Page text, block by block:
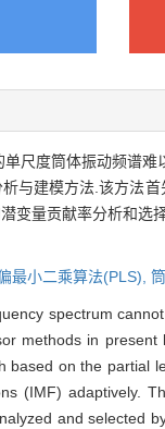
尺度筒体振动频谱
与建模方法.该方法
变量贡献率分析和
最小二乘算法(PLS),
spectrum
methods in
based on the partial
(IMF) adaptively.
and selected